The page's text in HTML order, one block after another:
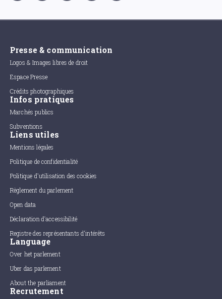
Presse & communication
Logos & Images libres de droit
Espace Presse
Crédits photographiques
Infos pratiques
Marchés publics
Subventions
Liens utiles
Mentions légales
Politique de confidentialité
Politique d'utilisation des cookies
Règlement du parlement
Open data
Déclaration d'accessibilité
Registre des représentants d'intérêts
Language
Over het parlement
Uber das parlement
About the parliament
Recrutement